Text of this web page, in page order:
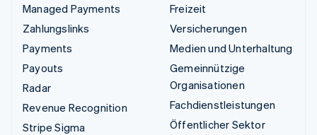
Managed Payments
Zahlungslinks
Payments
Payouts
Radar
Revenue Recognition
Stripe Sigma
Freizeit
Versicherungen
Medien und Unterhaltung
Gemeinnützige
Organisationen
Fachdienstleistungen
Öffentlicher Sektor